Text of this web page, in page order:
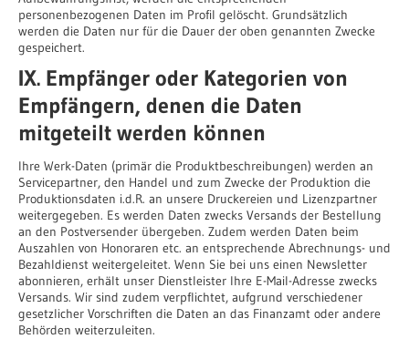
personenbezogenen Daten im Profil gelöscht. Grundsätzlich
werden die Daten nur für die Dauer der oben genannten Zwecke
gespeichert.
IX. Empfänger oder Kategorien von
Empfängern, denen die Daten
mitgeteilt werden können
Ihre Werk-Daten (primär die Produktbeschreibungen) werden an
Servicepartner, den Handel und zum Zwecke der Produktion die
Produktionsdaten i.d.R. an unsere Druckereien und Lizenzpartner
weitergegeben. Es werden Daten zwecks Versands der Bestellung
an den Postversender übergeben. Zudem werden Daten beim
Auszahlen von Honoraren etc. an entsprechende Abrechnungs- und
Bezahldienst weitergeleitet. Wenn Sie bei uns einen Newsletter
abonnieren, erhält unser Dienstleister Ihre E-Mail-Adresse zwecks
Versands. Wir sind zudem verpflichtet, aufgrund verschiedener
gesetzlicher Vorschriften die Daten an das Finanzamt oder andere
Behörden weiterzuleiten.